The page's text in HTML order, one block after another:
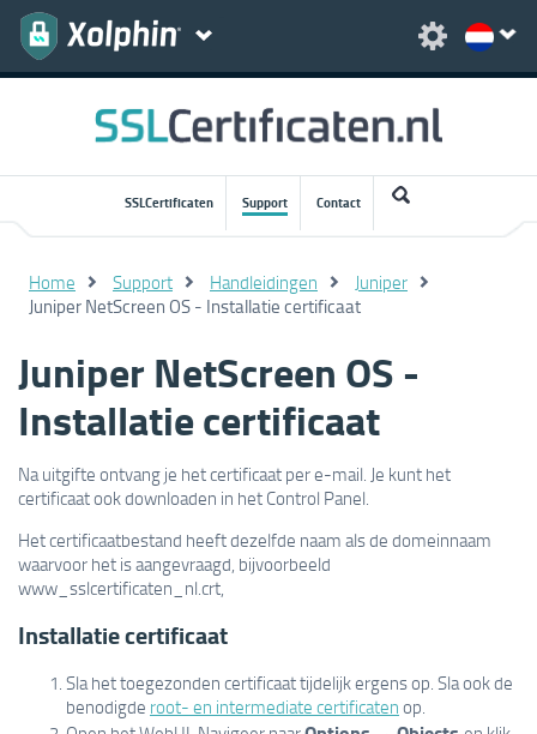
SSLCertificaten Support Contact
Home Support Handleidingen Juniper
Juniper NetScreen OS - Installatie certificaat
Juniper NetScreen OS -
Installatie certificaat
Na uitgifte ontvang je het certificaat per e-mail. Je kunt het
certificaat ook downloaden in het Control Panel.
Het certificaatbestand heeft dezelfde naam als de domeinnaam
waarvoor het is aangevraagd, bijvoorbeeld
www_sslcertificaten_nl.crt,
Installatie certificaat
Sla het toegezonden certificaat tijdelijk ergens op. Sla ook de
benodigde root- en intermediate certificaten op.